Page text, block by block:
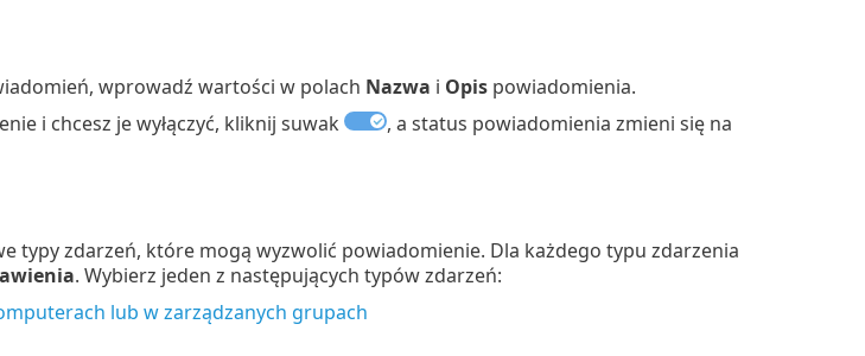
wprowadź wartości w polach Nazwa i Opispowiadomienia.
i chcesz je wyłączyć, kliknij suwak
, a status powiadomienia zmieni się na
typy zdarzeń, które mogą wyzwolić powiadomienie. Dla każdego typu zdarzenia
. Wybierz jeden z następujących typów zdarzeń:
lub w zarządzanych grupach